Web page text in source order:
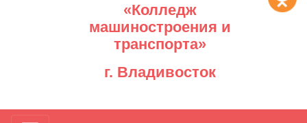
«Колледж
машиностроения и
транспорта»
г. Владивосток